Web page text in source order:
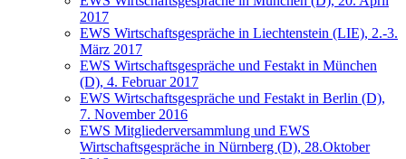
2017
EWS Wirtschaftsgespräche in Liechtenstein (LIE), 2.-3.
März 2017
EWS Wirtschaftsgespräche und Festakt in München
(D), 4. Februar 2017
EWS Wirtschaftsgespräche und Festakt in Berlin (D),
7. November 2016
EWS Mitgliederversammlung und EWS
Wirtschaftsgespräche in Nürnberg (D), 28.Oktober